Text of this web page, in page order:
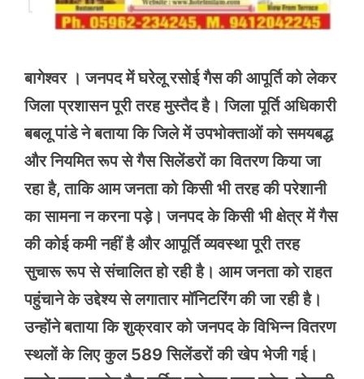
बागेश्वर । जनपद में घरेलू रसोई गैस की आपूर्ति को लेकर
जिला प्रशासन पूरी तरह मुस्तैद है। जिला पूर्ति अधिकारी
बबलू पांडे ने बताया कि जिले में उपभोक्ताओं को समयबद्ध
और नियमित रूप से गैस सिलेंडरों का वितरण किया जा
रहा है, ताकि आम जनता को किसी भी तरह की परेशानी
का सामना न करना पड़े। जनपद के किसी भी क्षेत्र में गैस
की कोई कमी नहीं है और आपूर्ति व्यवस्था पूरी तरह
सुचारू रूप से संचालित हो रही है। आम जनता को राहत
पहुंचाने के उद्देश्य से लगातार मॉनिटरिंग की जा रही है।
उन्होंने बताया कि शुक्रवार को जनपद के विभिन्न वितरण
स्थलों के लिए कुल 589 सिलेंडरों की खेप भेजी गई।